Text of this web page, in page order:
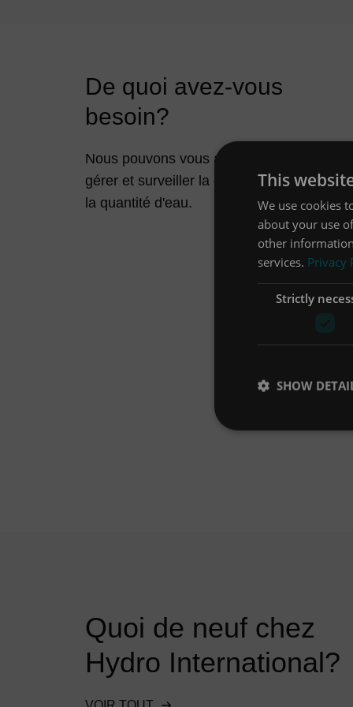
De quoi avez-vous
besoin?
Nous pouvons vous aider à
gérer et surveiller la qualité et
la quantité d'eau.
Quoi de neuf chez
Hydro International?
This
We use cookies
about your use
other
services. Privacy
Strictly
SHOW